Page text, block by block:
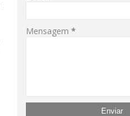
Mensagem*